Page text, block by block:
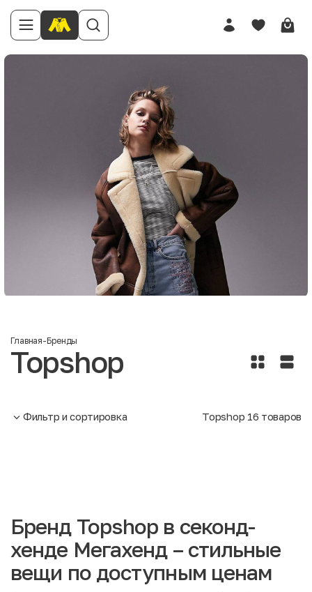
Главная-Бренды
Topshop
Фильтр и сортировка Topshop 16 товаров
Бренд Topshop в секонд-
хенде Мегахенд – стильные
вещи по доступным ценам